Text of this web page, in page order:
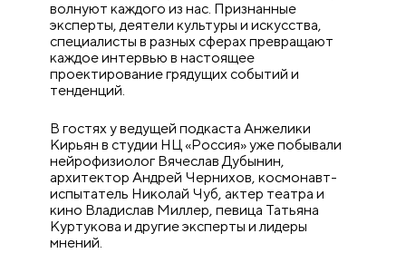
волнуют каждого из нас. Признанные
эксперты, деятели культуры и искусства,
специалисты в разных сферах превращают
каждое интервью в настоящее
проектирование грядущих событий и
тенденций.
В гостях у ведущей подкаста Анжелики
Кирьян в студии НЦ «Россия» уже побывали
нейрофизиолог Вячеслав Дубынин,
архитектор Андрей Чернихов, космонавт-
испытатель Николай Чуб, актер театра и
кино Владислав Миллер, певица Татьяна
Куртукова и другие эксперты и лидеры
мнений.